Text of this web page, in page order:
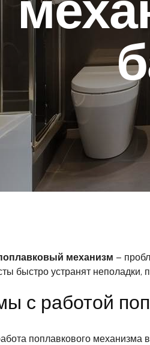
механизм –
быстро устранят неполадки,
с работой
поплавкового механизма